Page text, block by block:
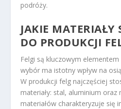
podróży.
JAKIE MATERIAŁY
DO PRODUKCJI
Felgi są kluczowym
wybór ma istotny wpływ na
W produkcji felg najczęściej
materiały: stal, aluminium oraz
materiałów charakteryzuje się